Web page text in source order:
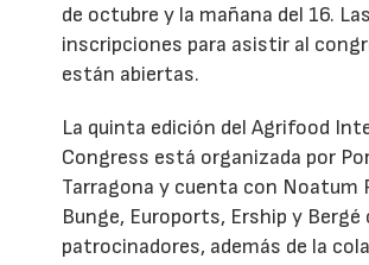
de octubre y la mañana del 16. Las
inscripciones para asistir al
están abiertas.
La quinta edición del Agrifood
Congress está organizada por
Tarragona y cuenta con Noatum
Bunge, Euroports, Ership y Bergé
patrocinadores, además de la